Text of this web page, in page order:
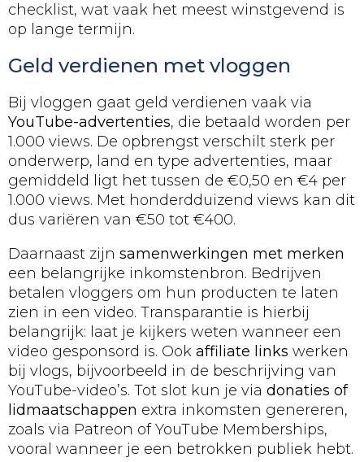
checklist, wat vaak het meest winstgevend is
op lange termijn.
Geld verdienen met vloggen
Bij vloggen gaat geld verdienen vaak via
YouTube-advertenties, die betaald worden per
1.000 views. De opbrengst verschilt sterk per
onderwerp, land en type advertenties, maar
gemiddeld ligt het tussen de €0,50 en €4 per
1.000 views. Met honderdduizend views kan dit
dus variëren van €50 tot €400.
Daarnaast zijn samenwerkingen met merken
een belangrijke inkomstenbron. Bedrijven
betalen vloggers om hun producten te laten
zien in een video. Transparantie is hierbij
belangrijk: laat je kijkers weten wanneer een
video gesponsord is. Ook affiliate links werken
bij vlogs, bijvoorbeeld in de beschrijving van
YouTube-video’s. Tot slot kun je via donaties of
lidmaatschappen extra inkomsten genereren,
zoals via Patreon of YouTube Memberships,
vooral wanneer je een betrokken publiek hebt.